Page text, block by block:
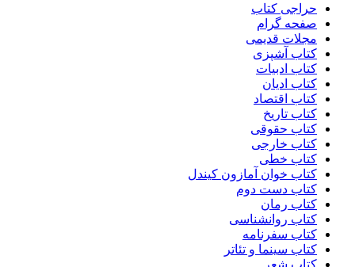
حراجی کتاب
صفحه گرام
مجلات قدیمی
کتاب آشپزی
کتاب ادبیات
کتاب ادیان
کتاب اقتصاد
کتاب تاریخ
کتاب حقوقی
کتاب خارجی
کتاب خطی
کتاب خوان آمازون کیندل
کتاب دست دوم
کتاب رمان
کتاب روانشناسی
کتاب سفرنامه
کتاب سینما و تئاتر
کتاب شعر